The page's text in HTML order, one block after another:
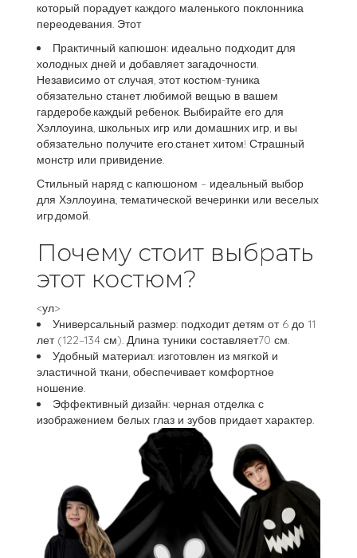
который порадует каждого маленького поклонника
переодевания. Этот
Практичный капюшон: идеально подходит для
холодных дней и добавляет загадочности.
Независимо от случая, этот костюм-туника
обязательно станет любимой вещью в вашем
гардеробе.каждый ребенок. Выбирайте его для
Хэллоуина, школьных игр или домашних игр, и вы
обязательно получите его.станет хитом! Страшный
монстр или привидение.
Стильный наряд с капюшоном – идеальный выбор
для Хэллоуина, тематической вечеринки или веселых
игр.домой.
Почему стоит выбрать
этот костюм?
<ул>
Универсальный размер: подходит детям от 6 до 11
лет (122–134 см). Длина туники составляет70 см.
Удобный материал: изготовлен из мягкой и
эластичной ткани, обеспечивает комфортное
ношение.
Эффективный дизайн: черная отделка с
изображением белых глаз и зубов придает характер.